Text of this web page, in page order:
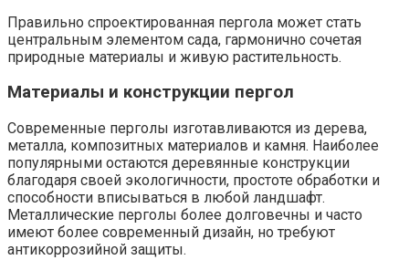
Правильно спроектированная пергола может стать
центральным элементом сада, гармонично сочетая
природные материалы и живую растительность.
Материалы и конструкции пергол
Современные перголы изготавливаются из дерева,
металла, композитных материалов и камня. Наиболее
популярными остаются деревянные конструкции
благодаря своей экологичности, простоте обработки и
способности вписываться в любой ландшафт.
Металлические перголы более долговечны и часто
имеют более современный дизайн, но требуют
антикоррозийной защиты.